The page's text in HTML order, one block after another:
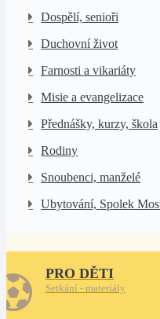
Dospělí, senioři
Duchovní život
Farnosti a vikariáty
Misie a evangelizace
Přednášky, kurzy, škola
Rodiny
Snoubenci, manželé
Ubytování, Spolek
PRO DĚTI
Setkání - materiály